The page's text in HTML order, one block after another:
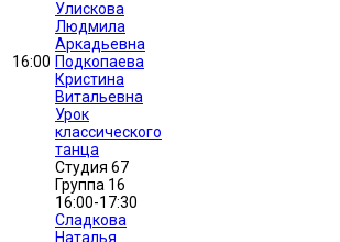
16:00
Улискова
Людмила
Аркадьевна
Подкопаева
Кристина
Витальевна
Урок
классического
танца
Студия 67
Группа 16
16:00-17:30
Сладкова
Наталья